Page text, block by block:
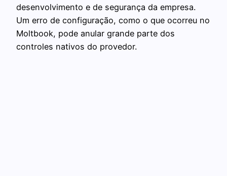
desenvolvimento e de segurança da empresa.
Um erro de configuração, como o que ocorreu no
Moltbook, pode anular grande parte dos
controles nativos do provedor.